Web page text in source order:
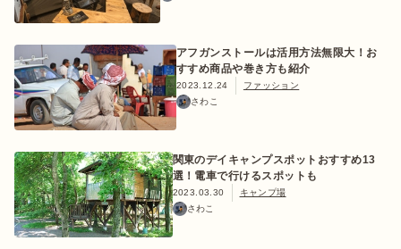
アフガンストールは活用方法無限大！お
すすめ商品や巻き方も紹介
2023.12.24
ファッション
さわこ
関東のデイキャンプスポットおすすめ13
選！電車で行けるスポットも
2023.03.30
キャンプ場
さわこ
おすすめ特集
キャンプ用品
キャンプ場